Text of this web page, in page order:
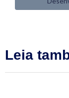
Leia